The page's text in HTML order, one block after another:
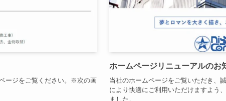
ージをご覧ください。※次の画
ホームページリニューアルのお
当社のホームページをご覧いただき、
により快適にご利用いただけますよう
ました。 ...